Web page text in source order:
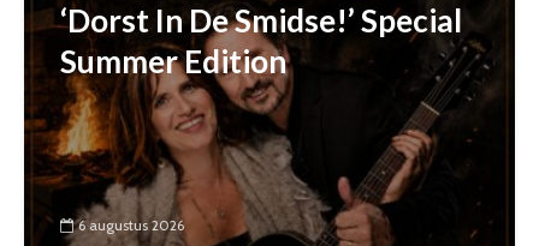
‘Dorst In De Smidse!’ Special
Summer Edition
6 augustus 2026